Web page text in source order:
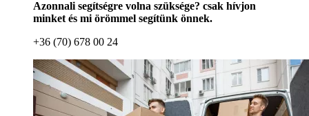
Azonnali segítségre volna szüksége? csak hívjon
minket és mi örömmel segítünk önnek.
+36 (70) 678 00 24